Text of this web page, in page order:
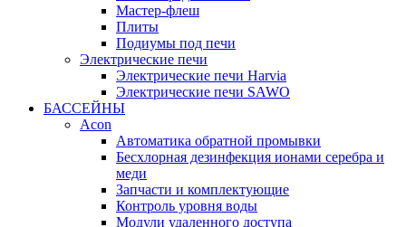
Мастер-флеш
Плиты
Подиумы под печи
Электрические печи
Электрические печи Harvia
Электрические печи SAWO
БАССЕЙНЫ
Acon
Автоматика обратной промывки
Беcхлорная дезинфекция ионами серебра и
меди
Запчасти и комплектующие
Контроль уровня воды
Модули удаленного доступа